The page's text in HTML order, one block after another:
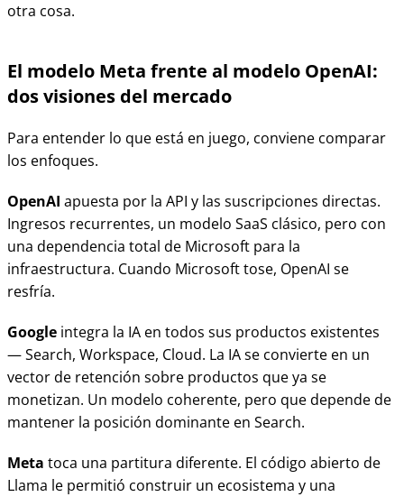
otra cosa.
El modelo Meta frente al modelo OpenAI:
dos visiones del mercado
Para entender lo que está en juego, conviene comparar
los enfoques.
OpenAI apuesta por la API y las suscripciones directas.
Ingresos recurrentes, un modelo SaaS clásico, pero con
una dependencia total de Microsoft para la
infraestructura. Cuando Microsoft tose, OpenAI se
resfría.
Google integra la IA en todos sus productos existentes
— Search, Workspace, Cloud. La IA se convierte en un
vector de retención sobre productos que ya se
monetizan. Un modelo coherente, pero que depende de
mantener la posición dominante en Search.
Meta toca una partitura diferente. El código abierto de
Llama le permitió construir un ecosistema y una